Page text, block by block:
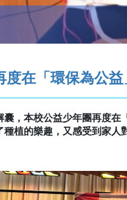
度在「環保為公
囊，本校公益少年團再度
植的樂趣，又感受到家人